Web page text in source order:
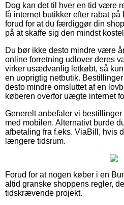
Dog kan det til hver en tid være
få internet butikker efter rabat
forud for at du færdiggør din
på at skaffe sig den mindst
Du bør ikke desto mindre være
online forretning udlover deres
virker usædvanlig letkøbt, så
en uoprigtig netbutik.
desto mindre omsluttet af en
køberen overfor uægte internet
Generelt anbefaler vi
med mobilen. Alternativt burde
afbetaling fra f.eks. ViaBill, hvis
længere tidsrum.
Forud for at nogen køber i en
altid granske shoppens regler,
tidskrævende projekt.